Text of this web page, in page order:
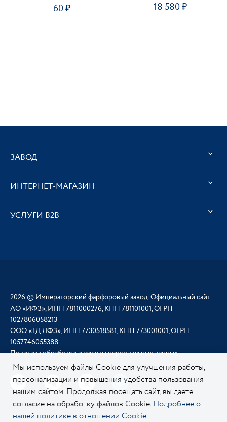
60 18 580
ЗАВОД
ИНТЕРНЕТ-МАГАЗИН
УСЛУГИ В2В
2026 © Императорский фарфоровый завод. Официальный сайт.
АО «ИФЗ», ИНН 7811000276, КПП 781101001, ОГРН
1027806058213
ООО «ТД ЛФЗ», ИНН 7730518581, КПП 773001001, ОГРН
1057746055388
Политика обработки и защиты персональных данных
Мы используем файлы Cookie для улучшения работы,
персонализации и повышения удобства пользования
нашим сайтом. Продолжая посещать сайт, вы даете
согласие на обработку файлов Cookie. Подробнее о
нашей политике в отношении Cookie.